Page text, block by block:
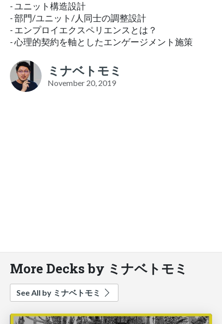
- ユニット構造設計
- 部門/ユニット/人同士の調整設計
- エンプロイエクスペリエンスとは？
- 心理的契約を軸としたエンゲージメント施策
ミナベトモミ
November 20, 2019
More Decks by ミナベトモミ
See All by ミナベトモミ